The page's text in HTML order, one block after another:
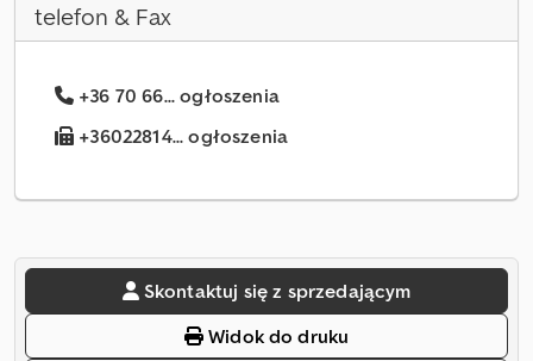
telefon & Fax
+36 70 66... ogłoszenia
+36022814... ogłoszenia
Skontaktuj się z sprzedającym
Widok do druku